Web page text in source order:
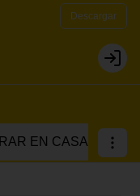
Descargar
Login
EN CASA